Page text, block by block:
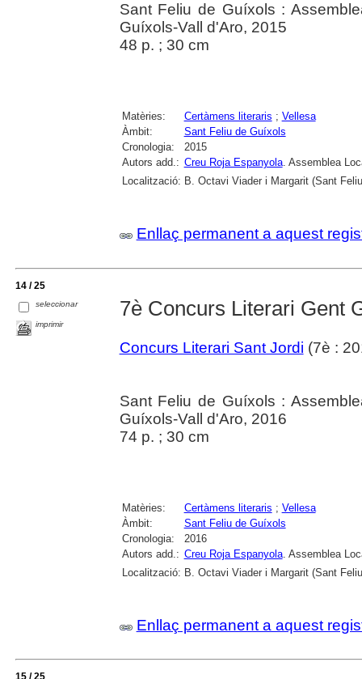
Sant Feliu de Guíxols :
Guíxols-Vall d'Aro, 2015
48 p. ; 30 cm
Matèries: Certàmens literaris ; Vellesa
Àmbit:
Sant Feliu de Guíxols
Cronologia:
2015
Autors add.: Creu Roja Espanyola. Assemblea
Localització: B. Octavi Viader i Margarit (Sant
Enllaç permanent a aquest
14 / 25
seleccionar
imprimir
7è Concurs Literari Gent
Concurs Literari Sant Jordi (7è :
Sant Feliu de Guíxols :
Guíxols-Vall d'Aro, 2016
74 p. ; 30 cm
Matèries: Certàmens literaris ; Vellesa
Àmbit:
Sant Feliu de Guíxols
Cronologia:
2016
Autors add.: Creu Roja Espanyola. Assemblea
Localització: B. Octavi Viader i Margarit (Sant
Enllaç permanent a aquest